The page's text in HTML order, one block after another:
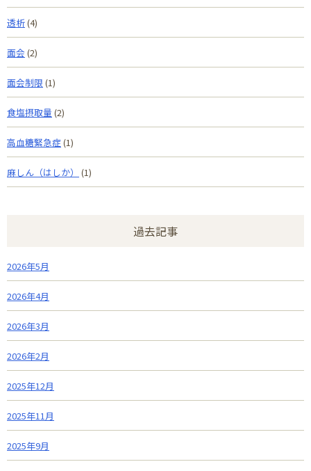
透析(4)
面会 (2)
面会制限 (1)
食塩摂取量 (2)
高血糖緊急症(1)
麻しん（はしか） (1)
過去記事
2026年5月
2026年4月
2026年3月
2026年2月
2025年12月
2025年11月
2025年9月